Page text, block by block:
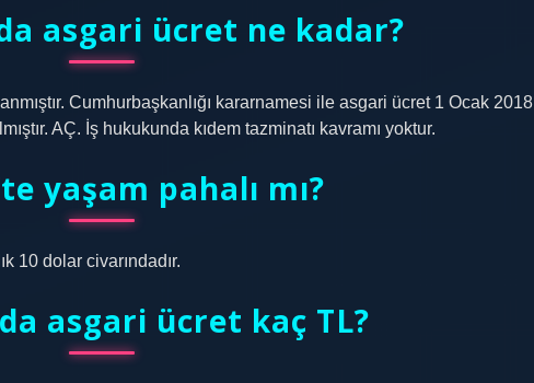
asgari ücret ne kadar?
Cumhurbaşkanlığı kararnamesi ile asgari ücret 1 Ocak 2018
AÇ. İş hukukunda kıdem tazminatı kavramı yoktur.
yaşam pahalı mı?
10 dolar civarındadır.
asgari ücret kaç TL?